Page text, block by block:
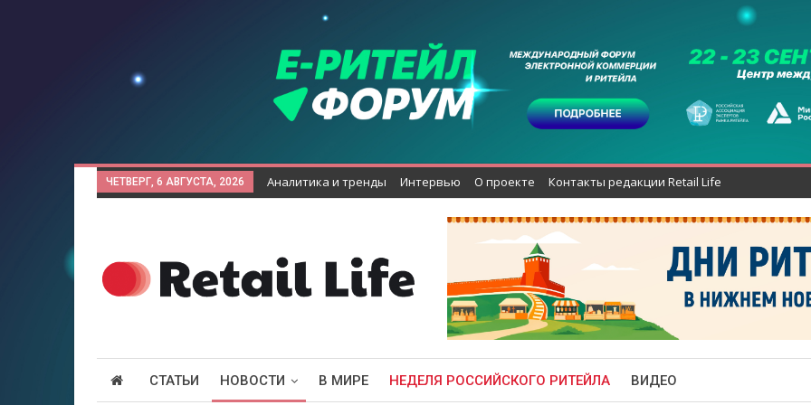
ЧЕТВЕРГ, 6 АВГУСТА, 2026 Аналитика и тренды Интервью О проекте Контакты редакции Retail Life
СТАТЬИ НОВОСТИ В МИРЕ НЕДЕЛЯ РОССИЙСКОГО РИТЕЙЛА ВИДЕО